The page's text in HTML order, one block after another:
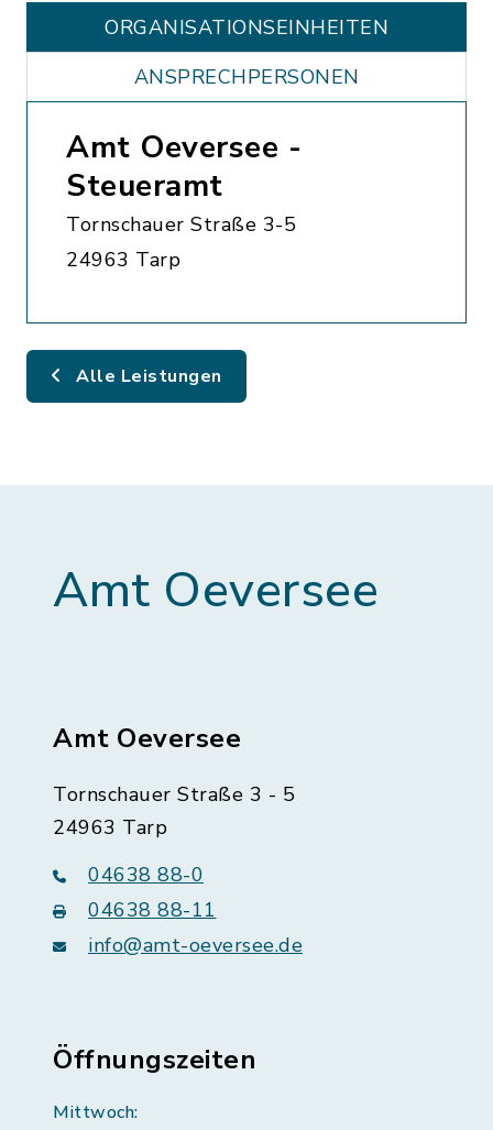
ORGANISATIONS­EINHEITEN
ANSPRECHPERSONEN
Amt Oeversee -
Steueramt
Tornschauer Straße 3-5
24963 Tarp
Alle Leistungen
Amt Oeversee
Amt Oeversee
Tornschauer Straße 3 - 5
24963 Tarp
04638 88-0
04638 88-11
info@amt-oeversee.de
Öffnungszeiten
Mittwoch: